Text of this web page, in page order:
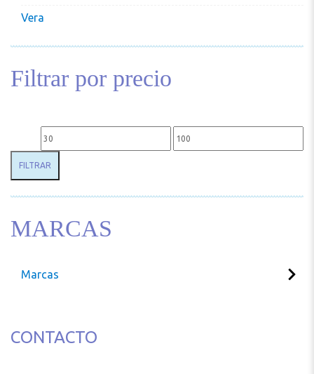
Vera
Filtrar por precio
Precio mínimo Precio máximo
FILTRAR
MARCAS
Marcas
CONTACTO